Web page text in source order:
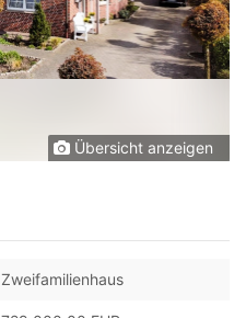
Übersicht anzeigen
Zweifamilienhaus